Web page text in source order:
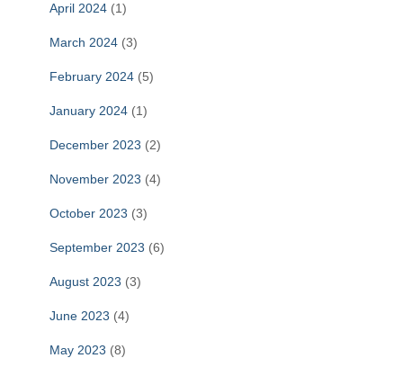
April 2024 (1)
March 2024 (3)
February 2024 (5)
January 2024 (1)
December 2023 (2)
November 2023 (4)
October 2023 (3)
September 2023 (6)
August 2023 (3)
June 2023 (4)
May 2023 (8)